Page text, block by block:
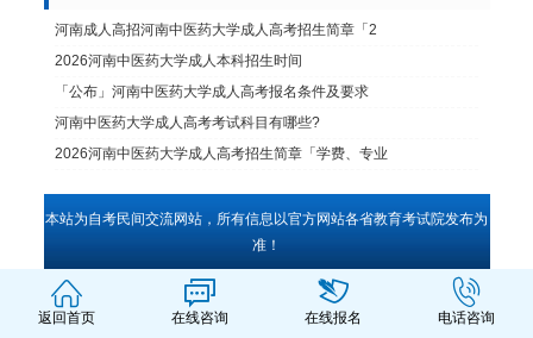
河南成人高招河南中医药大学成人高考招生简章「2
2026河南中医药大学成人本科招生时间
「公布」河南中医药大学成人高考报名条件及要求
河南中医药大学成人高考考试科目有哪些?
2026河南中医药大学成人高考招生简章「学费、专业
本站为自考民间交流网站，所有信息以官方网站各省教育考试院发布为
准！
返回首页 在线咨询 在线报名 电话咨询